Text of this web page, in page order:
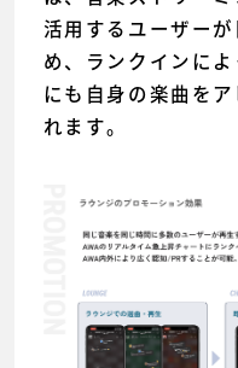
活用するユーザー
め、ランクインに
にも自身の楽曲を
れます。